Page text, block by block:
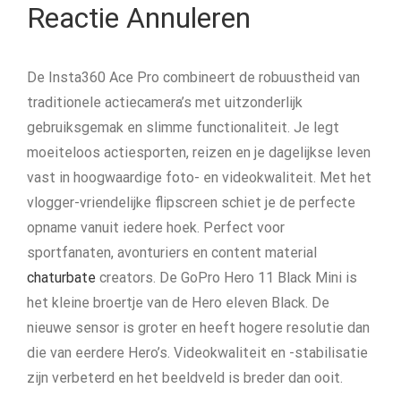
Reactie Annuleren
De Insta360 Ace Pro combineert de robuustheid van
traditionele actiecamera’s met uitzonderlijk
gebruiksgemak en slimme functionaliteit. Je legt
moeiteloos actiesporten, reizen en je dagelijkse leven
vast in hoogwaardige foto- en videokwaliteit. Met het
vlogger-vriendelijke flipscreen schiet je de perfecte
opname vanuit iedere hoek. Perfect voor
sportfanaten, avonturiers en content material
chaturbate creators. De GoPro Hero 11 Black Mini is
het kleine broertje van de Hero eleven Black. De
nieuwe sensor is groter en heeft hogere resolutie dan
die van eerdere Hero’s. Videokwaliteit en -stabilisatie
zijn verbeterd en het beeldveld is breder dan ooit.